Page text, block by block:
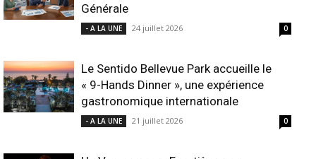
Générale
- A LA UNE 24 juillet 2026 0
Le Sentido Bellevue Park accueille le
« 9-Hands Dinner », une expérience
gastronomique internationale
- A LA UNE 21 juillet 2026 0